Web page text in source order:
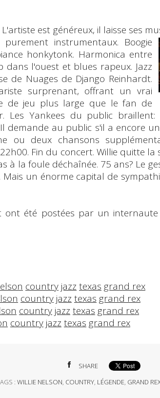
est généreux, il laisse ses
purement instrumentaux. Boogie
honkytonk. Harmonica entre
dans l'ouest et blues rapeux. Jazz
de Nuages de Django Reinhardt.
surprenant, offrant un vrai
de jeu plus large que le fan de
Les Yankees du public braillent:
demande au public s'il a encore
ou deux chansons
Fin du concert. Willie quitte la
à la foule déchaînée. 75 ans? Le
Mais un énorme capital de
ont été postées par un
country jazz texas grand rex
country jazz texas grand rex
country jazz texas grand rex
country jazz texas grand rex
SHARE
:WILLIE NELSON, COUNTRY, LÉGENDE, GRAND